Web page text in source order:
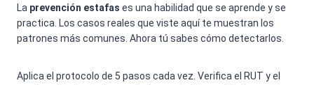
La prevención estafas es una habilidad que se aprende y se
practica. Los casos reales que viste aquí te muestran los
patrones más comunes. Ahora tú sabes cómo detectarlos.
Aplica el protocolo de 5 pasos cada vez. Verifica el RUT y el